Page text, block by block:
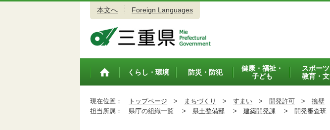
本文へ Foreign Languages
トップペ
くらし・環境 防災・防犯
健康・福祉・
子ども
スポーツ
教育・
現在位置： トップページ > まちづくり > すまい > 開発許可 > 擁壁
担当所属：
県庁の組織一覧 > 県土整備部 > 建築開発課 > 開発審査班